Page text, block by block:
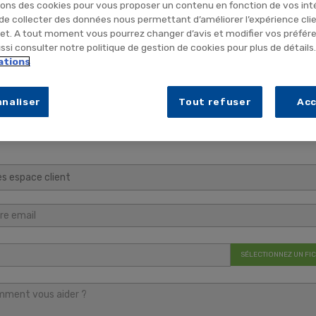
(hors jours fériés)
utilisant le formulaire ci-dessous :
demande.
Pour en savoir plus sur la gestion de vos données
SÉLECTIONNEZ UN
des cookies pour vous proposer un contenu en fonction de vos
collecter des données nous permettant d’améliorer l’expérience
A tout moment vous pourrez changer d’avis et modifier vos
consulter notre politique de gestion de cookies pour plus de détails.
Tout refuser